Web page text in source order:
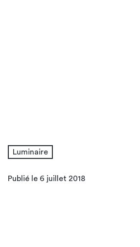
Luminaire
Publié le 6 juillet 2018